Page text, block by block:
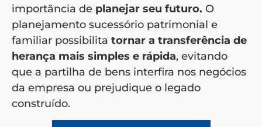
importância de planejar seu futuro. O
planejamento sucessório patrimonial e
familiar possibilita tornar a transferência de
herança mais simples e rápida, evitando
que a partilha de bens interfira nos negócios
da empresa ou prejudique o legado
construído.